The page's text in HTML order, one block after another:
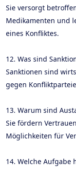
Sie versorgt
Medikamenten und
eines Konfliktes.
12. Was sind
Sanktionen sind
gegen
13. Warum sind
Sie fördern
Möglichkeiten für
14. Welche Aufgabe